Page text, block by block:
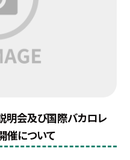
明会及び国際バカロレ
催について